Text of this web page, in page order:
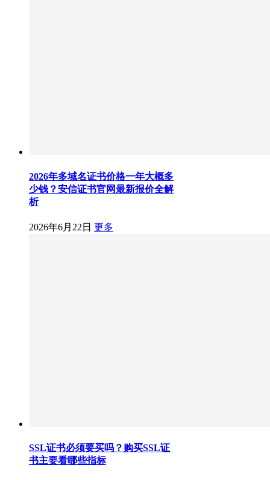
2026年多域名证书价格一年大概多
少钱？安信证书官网最新报价全解
析
2026年6月22日 更多
SSL证书必须要买吗？购买SSL证
书主要看哪些指标